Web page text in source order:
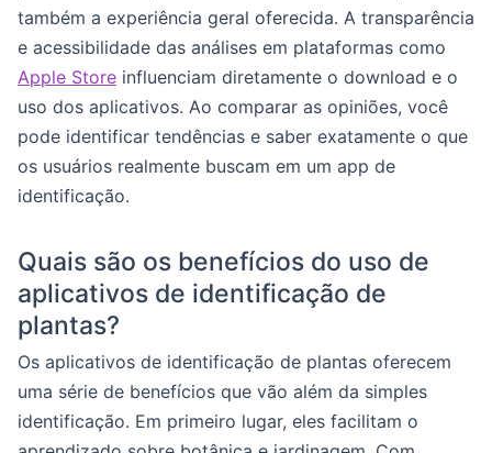
também a experiência geral oferecida. A transparência
e acessibilidade das análises em plataformas como
Apple Store influenciam diretamente o download e o
uso dos aplicativos. Ao comparar as opiniões, você
pode identificar tendências e saber exatamente o que
os usuários realmente buscam em um app de
identificação.
Quais são os benefícios do uso de
aplicativos de identificação de
plantas?
Os aplicativos de identificação de plantas oferecem
uma série de benefícios que vão além da simples
identificação. Em primeiro lugar, eles facilitam o